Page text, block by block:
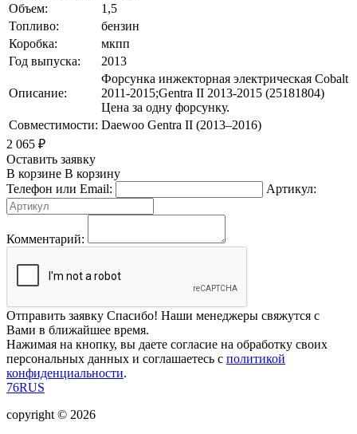
Объем:
1,5
Топливо:
бензин
Коробка:
мкпп
Год выпуска:
2013
Описание:
Форсунка инжекторная электрическая Cobalt
2011-2015;Gentra II 2013-2015 (25181804)
Цена за одну форсунку.
Совместимости: Daewoo Gentra II (2013–2016)
2 065 ₽
Оставить заявку
В корзине В корзину
Телефон или Email:
Артикул:
Комментарий:
Отправить заявку Спасибо! Наши менеджеры свяжутся с
Вами в ближайшее время.
Нажимая на кнопку, вы даете согласие на обработку своих
персональных данных и соглашаетесь с политикой
конфиденциальности.
76RUS
copyright © 2026